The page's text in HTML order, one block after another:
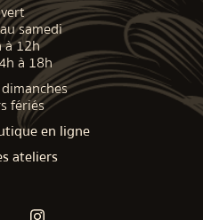
samedi
à 12h
à 18h
fériés
en ligne
ateliers